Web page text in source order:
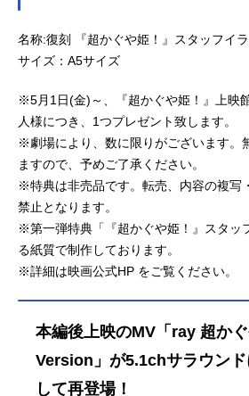
名称:復刻 『超かぐや姫！』スタッフイ
サイズ：A5サイズ
※5月1日(金)～、『超かぐや姫！』上映
人様につき、1つプレゼント致します。
※劇場により、数に限りがございます。
ますので、予めご了承ください。
※特典は非売品です。転売、内容の複写
禁止となります。
※第一弾特典「『超かぐや姫！』スタッ
る紙質で制作しております。
※詳細は映画公式HP をご覧ください。
本編後上映のMV「ray 超かぐ
Version」が5.1chサラウン
して再登場！